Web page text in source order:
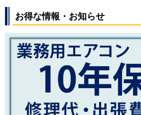
パナソニック
PA-P56B6SGN
PA-P56B6GN
PA-P56B7SGN
PA-P56B7GN
PA-P56B7SGNB
PA-P56B7GNB
PA-P56B7SG
PA-P56B7G
お得な情報・お知らせ